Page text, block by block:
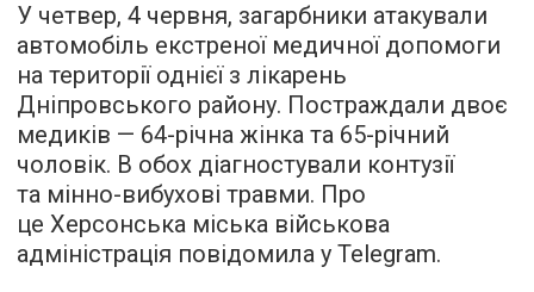
У четвер, 4 червня, загарбники атакували
автомобіль екстреної медичної допомоги
на території однієї з лікарень
Дніпровського району. Постраждали двоє
медиків — 64-річна жінка та 65-річний
чоловік. В обох діагностували контузії
та мінно-вибухові травми. Про
це Херсонська міська військова
адміністрація повідомила у Telegram.